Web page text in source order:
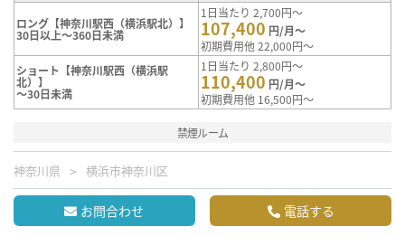
ロング【神奈川駅西（横浜駅北）】
30日以上～360日未満
1日当たり 2,700円～
107,400 円/月～
初期費用他 22,000円～
ショート【神奈川駅西（横浜駅
北）】
～30日未満
1日当たり 2,800円～
110,400 円/月～
初期費用他 16,500円～
禁煙ルーム
神奈川県 横浜市神奈川区
お問合わせ 電話する